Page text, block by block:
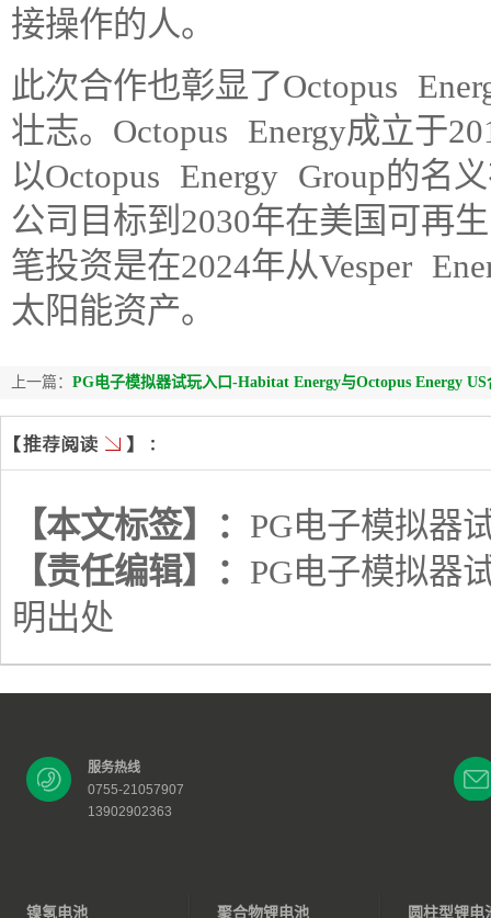
接操作的人。
此次合作也彰显了Octopus
壮志。Octopus Energy成立于
以Octopus Energy Group的名
公司目标到2030年在美国可再
笔投资是在2024年从Vesper
太阳能资产。
上一篇： PG电子模拟器试玩入口-Habitat Energy与Octopus Energy
【本文标签】： PG电子模拟器
【责任编辑】： PG电子模拟器
明出处
服务热线
0755-21057907
13902902363
镍氢电池 聚合物锂电池 圆柱型锂电